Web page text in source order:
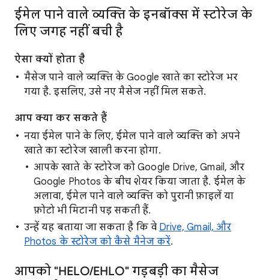
ईमेल पाने वाले व्यक्ति के इनबॉक्स में स्टोरेज के
लिए जगह नहीं बची है
ऐसा क्यों होता है
मैसेज पाने वाले व्यक्ति के Google खाते का स्टोरेज भर
गया है. इसलिए, उसे नए मैसेज नहीं मिल सकते.
आप क्या कर सकते हैं
नया ईमेल पाने के लिए, ईमेल पाने वाले व्यक्ति को अपने
खाते का स्टोरेज खाली करना होगा.
आपके खाते के स्टोरेज को Google Drive, Gmail, और
Google Photos के बीच शेयर किया जाता है. ईमेल के
अलावा, ईमेल पाने वाले व्यक्ति को पुरानी फ़ाइलें या
फ़ोटो भी मिटानी पड़ सकती हैं.
उन्हें यह बताया जा सकता है कि वे Drive, Gmail, और
Photos के स्टोरेज को कैसे मैनेज करें.
आपको "HELO/EHLO" गड़बड़ी का मैसेज